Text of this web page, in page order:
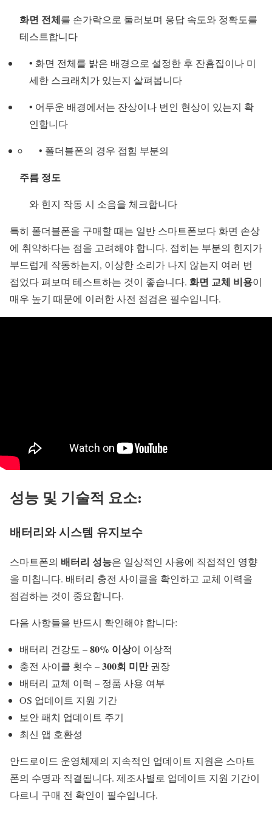
화면 전체를 손가락으로 둘러보며 응답 속도와 정확도를
테스트합니다
• 화면 전체를 밝은 배경으로 설정한 후 잔흠집이나 미
세한 스크래치가 있는지 살펴봅니다
• 어두운 배경에서는 잔상이나 번인 현상이 있는지 확
인합니다
• 폴더블폰의 경우 접힘 부분의
주름 정도
와 힌지 작동 시 소음을 체크합니다
특히 폴더블폰을 구매할 때는 일반 스마트폰보다 화면 손상
에 취약하다는 점을 고려해야 합니다. 접히는 부분의 힌지가
부드럽게 작동하는지, 이상한 소리가 나지 않는지 여러 번
접었다 펴보며 테스트하는 것이 좋습니다. 화면 교체 비용이
매우 높기 때문에 이러한 사전 점검은 필수입니다.
성능 및 기술적 요소:
배터리와 시스템 유지보수
스마트폰의 배터리 성능은 일상적인 사용에 직접적인 영향
을 미칩니다. 배터리 충전 사이클을 확인하고 교체 이력을
점검하는 것이 중요합니다.
다음 사항들을 반드시 확인해야 합니다:
배터리 건강도 –80% 이상이 이상적
충전 사이클 횟수 –300회 미만권장
배터리 교체 이력 – 정품 사용 여부
OS 업데이트 지원 기간
보안 패치 업데이트 주기
최신 앱 호환성
안드로이드 운영체제의 지속적인 업데이트 지원은 스마트
폰의 수명과 직결됩니다. 제조사별로 업데이트 지원 기간이
다르니 구매 전 확인이 필수입니다.